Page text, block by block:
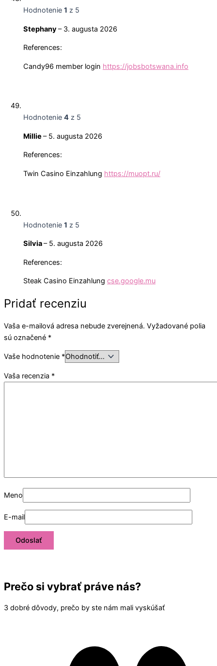
Hodnotenie 1 z 5
Stephany– 3. augusta 2026
References:
Candy96 member login https://jobsbotswana.info
Hodnotenie 4 z 5
Millie – 5. augusta 2026
References:
Twin Casino Einzahlung https://muopt.ru/
Hodnotenie 1 z 5
Silvia– 5. augusta 2026
References:
Steak Casino Einzahlung cse.google.mu
Pridať recenziu
Vaša e-mailová adresa nebude zverejnená. Vyžadované polia
sú označené *
Vaše hodnotenie *
Vaša recenzia *
Meno
E-mail
Prečo si vybrať práve nás?
3 dobré dôvody, prečo by ste nám mali vyskúšať